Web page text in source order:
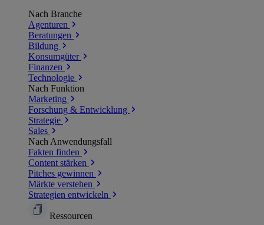
Nach Branche
Agenturen
Beratungen
Bildung
Konsumgüter
Finanzen
Technologie
Nach Funktion
Marketing
Forschung & Entwicklung
Strategie
Sales
Nach Anwendungsfall
Fakten finden
Content stärken
Pitches gewinnen
Märkte verstehen
Strategien entwickeln
Ressourcen